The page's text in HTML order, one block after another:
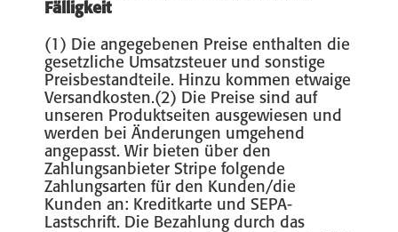
Fälligkeit
(1) Die angegebenen Preise enthalten die
gesetzliche Umsatzsteuer und sonstige
Preisbestandteile. Hinzu kommen etwaige
Versandkosten.(2) Die Preise sind auf
unseren Produktseiten ausgewiesen und
werden bei Änderungen umgehend
angepasst. Wir bieten über den
Zahlungsanbieter Stripe folgende
Zahlungsarten für den Kunden/die
Kunden an: Kreditkarte und SEPA-
Lastschrift. Die Bezahlung durch das